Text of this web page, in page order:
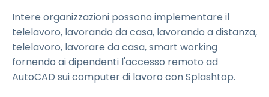
Intere organizzazioni possono implementare il
telelavoro, lavorando da casa, lavorando a distanza,
telelavoro, lavorare da casa, smart working
fornendo ai dipendenti l'accesso remoto ad
AutoCAD sui computer di lavoro con Splashtop.